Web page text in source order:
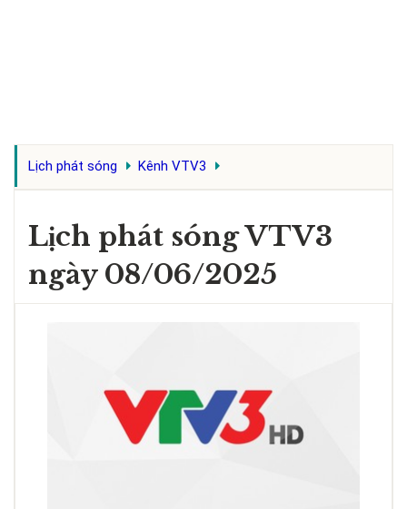
Lịch phát sóng Kênh VTV3
Lịch phát sóng VTV3
ngày 08/06/2025